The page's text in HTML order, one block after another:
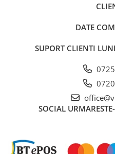
DATE
SUPORT CLIENTI
SOCIAL